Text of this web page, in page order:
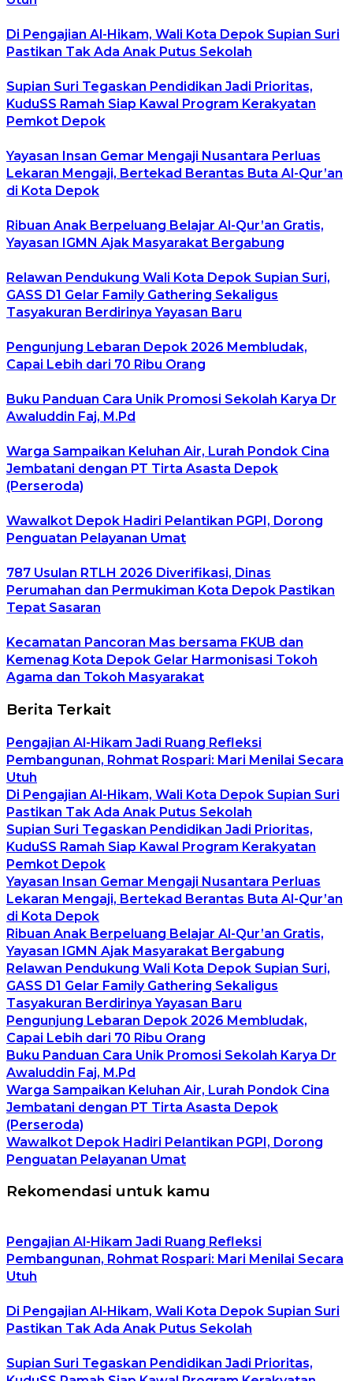
Di Pengajian Al-Hikam, Wali Kota Depok Supian Suri
Pastikan Tak Ada Anak Putus Sekolah
Supian Suri Tegaskan Pendidikan Jadi Prioritas,
KuduSS Ramah Siap Kawal Program Kerakyatan
Pemkot Depok
Yayasan Insan Gemar Mengaji Nusantara Perluas
Lekaran Mengaji, Bertekad Berantas Buta Al-Qur’an
di Kota Depok
Ribuan Anak Berpeluang Belajar Al-Qur’an Gratis,
Yayasan IGMN Ajak Masyarakat Bergabung
Relawan Pendukung Wali Kota Depok Supian Suri,
GASS D1 Gelar Family Gathering Sekaligus
Tasyakuran Berdirinya Yayasan Baru
Pengunjung Lebaran Depok 2026 Membludak,
Capai Lebih dari 70 Ribu Orang
Buku Panduan Cara Unik Promosi Sekolah Karya Dr
Awaluddin Faj, M.Pd
Warga Sampaikan Keluhan Air, Lurah Pondok Cina
Jembatani dengan PT Tirta Asasta Depok
(Perseroda)
Wawalkot Depok Hadiri Pelantikan PGPI, Dorong
Penguatan Pelayanan Umat
787 Usulan RTLH 2026 Diverifikasi, Dinas
Perumahan dan Permukiman Kota Depok Pastikan
Tepat Sasaran
Kecamatan Pancoran Mas bersama FKUB dan
Kemenag Kota Depok Gelar Harmonisasi Tokoh
Agama dan Tokoh Masyarakat
Berita Terkait
Pengajian Al-Hikam Jadi Ruang Refleksi
Pembangunan, Rohmat Rospari: Mari Menilai Secara
Utuh
Di Pengajian Al-Hikam, Wali Kota Depok Supian Suri
Pastikan Tak Ada Anak Putus Sekolah
Supian Suri Tegaskan Pendidikan Jadi Prioritas,
KuduSS Ramah Siap Kawal Program Kerakyatan
Pemkot Depok
Yayasan Insan Gemar Mengaji Nusantara Perluas
Lekaran Mengaji, Bertekad Berantas Buta Al-Qur’an
di Kota Depok
Ribuan Anak Berpeluang Belajar Al-Qur’an Gratis,
Yayasan IGMN Ajak Masyarakat Bergabung
Relawan Pendukung Wali Kota Depok Supian Suri,
GASS D1 Gelar Family Gathering Sekaligus
Tasyakuran Berdirinya Yayasan Baru
Pengunjung Lebaran Depok 2026 Membludak,
Capai Lebih dari 70 Ribu Orang
Buku Panduan Cara Unik Promosi Sekolah Karya Dr
Awaluddin Faj, M.Pd
Warga Sampaikan Keluhan Air, Lurah Pondok Cina
Jembatani dengan PT Tirta Asasta Depok
(Perseroda)
Wawalkot Depok Hadiri Pelantikan PGPI, Dorong
Penguatan Pelayanan Umat
Rekomendasi untuk kamu
Pengajian Al-Hikam Jadi Ruang Refleksi
Pembangunan, Rohmat Rospari: Mari Menilai Secara
Utuh
Di Pengajian Al-Hikam, Wali Kota Depok Supian Suri
Pastikan Tak Ada Anak Putus Sekolah
Supian Suri Tegaskan Pendidikan Jadi Prioritas,